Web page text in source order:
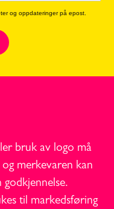
og oppdateringer på epost.
bruk av logo må
merkevaren kan
til markedsføring